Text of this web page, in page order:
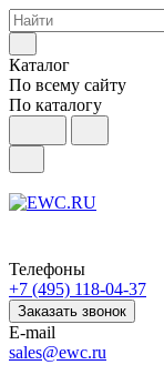
Каталог
По всему сайту
По каталогу
Телефоны
+7 (495) 118-04-37
Заказать звонок
E-mail
sales@ewc.ru